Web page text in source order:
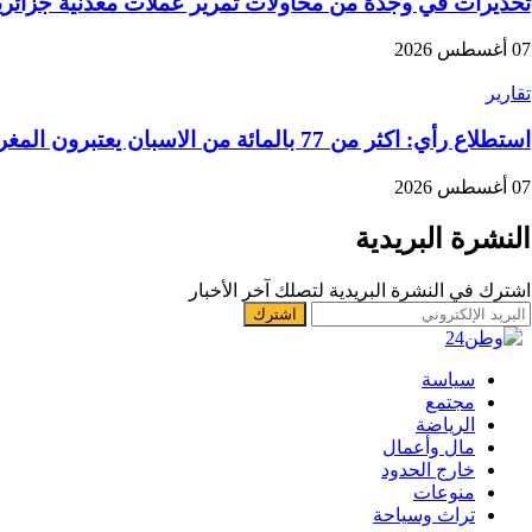
07 أغسطس 2026
تقارير
استطلاع رأي: اكثر من 77 بالمائة من الاسبان يعتبرون المغرب “بلدا عدوا”
07 أغسطس 2026
النشرة البريدية
اشترك في النشرة البريدية لتصلك آخر الأخبار
سياسة
مجتمع
الرياضة
مال وأعمال
خارج الحدود
منوعات
تراث وسياحة